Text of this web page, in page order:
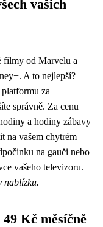
vašich
filmy od Marvelu a
A to nejlepší?
za
správně. Za cenu
a hodiny zábavy
na vašem chytrém
na gauči nebo
vašeho televizoru.
nablízku.
Kč měsíčně